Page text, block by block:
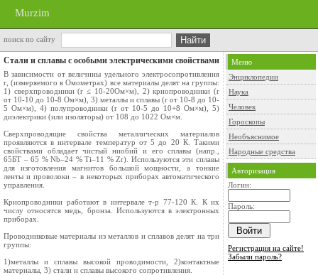
Murzim
поиск по сайту
Стали и сплавы с особыми электрическими свойствами
В зависимости от величины удельного электросопротивления
r, (измеряемого в Омометрах) все материалы делят на группы:
1) сверхпроводники (r ≤ 10-20Ом×м), 2) криопроводники (r
от 10-10 до 10-8 Ом×м), 3) металлы и сплавы (r от 10-8 до 10-
5 Ом×м), 4) полупроводники (r от 10-5 до 10+8 Ом×м), 5)
диэлектрики (или изоляторы) от 108 до 1022 Ом×м.
Сверхпроводящие свойства металлических материалов
проявляются в интервале температур от 5 до 20 К. Такими
свойствами обладает чистый ниобий и его сплавы (напр.,
65БТ – 65 % Nb–24 % Ti–11 % Zr). Используются эти сплавы
для изготовления магнитов большой мощности, а тонкие
ленты и проволоки – в некоторых приборах автоматического
управления.
Криопроводники работают в интервале т-р 77-120 К. К их
числу относятся медь, бронза. Используются в электронных
приборах.
Проводниковые материалы из металлов и сплавов делят на три
группы:
1)металлы и сплавы высокой проводимости, 2)контактные
материалы, 3) стали и сплавы высокого сопротивления.
Меню
Энциклопедии
Наука
Человек
Гороскопы
Необъяснимое
Народные средства
Авторизация
Логин:
Пароль:
Регистрация на сайте!
Забыли пароль?